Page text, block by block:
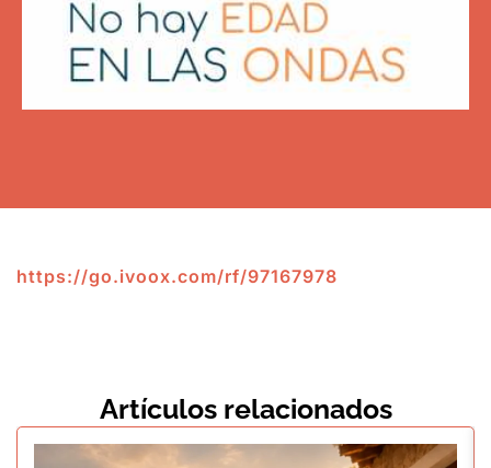
https://go.ivoox.com/rf/97167978
Artículos relacionados